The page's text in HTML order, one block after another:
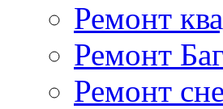
Ремонт
Ремонт
Ремонт